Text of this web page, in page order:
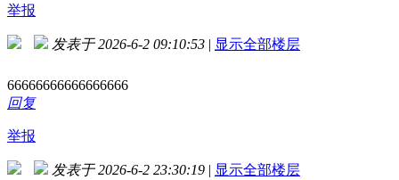
举报
发表于 2026-6-2 09:10:53 | 显示全部楼层
66666666666666666
回复
举报
发表于 2026-6-2 23:30:19 | 显示全部楼层